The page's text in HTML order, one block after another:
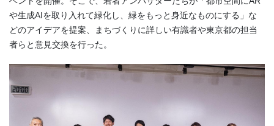
や生成AIを取り入れて緑化し、緑をもっと身近なものにする」な
どのアイデアを提案、まちづくりに詳しい有識者や東京都の担当
者らと意見交換を行った。